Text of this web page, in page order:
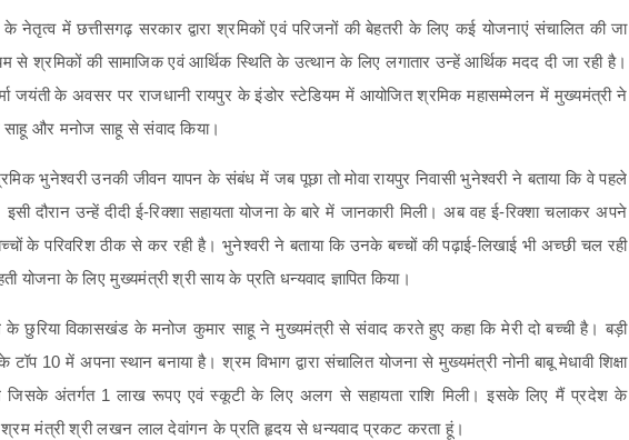
नेतृत्व में छत्तीसगढ़ सरकार द्वारा श्रमिकों एवं परिजनों की बेहतरी के लिए कई योजनाएं संचालित की जा
से श्रमिकों की सामाजिक एवं आर्थिक स्थिति के उत्थान के लिए लगातार उन्हें आर्थिक मदद दी जा रही है।
जयंती के अवसर पर राजधानी रायपुर के इंडोर स्टेडियम में आयोजित श्रमिक महासम्मेलन में मुख्यमंत्री ने
साहू और मनोज साहू से संवाद किया।
भुनेश्वरी उनकी जीवन यापन के संबंध में जब पूछा तो मोवा रायपुर निवासी भुनेश्वरी ने बताया कि वे पहले
दौरान उन्हें दीदी ई-रिक्शा सहायता योजना के बारे में जानकारी मिली। अब वह ई-रिक्शा चलाकर अपने
के परिवरिश ठीक से कर रही है। भुनेश्वरी ने बताया कि उनके बच्चों की पढ़ाई-लिखाई भी अच्छी चल रही
योजना के लिए मुख्यमंत्री श्री साय के प्रति धन्यवाद ज्ञापित किया।
के छुरिया विकासखंड के मनोज कुमार साहू ने मुख्यमंत्री से संवाद करते हुए कहा कि मेरी दो बच्ची है। बड़ी
टॉप 10 में अपना स्थान बनाया है। श्रम विभाग द्वारा संचालित योजना से मुख्यमंत्री नोनी बाबू मेधावी शिक्षा
जिसके अंतर्गत 1 लाख रूपए एवं स्कूटी के लिए अलग से सहायता राशि मिली। इसके लिए मैं प्रदेश के
श्रम मंत्री श्री लखन लाल देवांगन के प्रति हृदय से धन्यवाद प्रकट करता हूं।